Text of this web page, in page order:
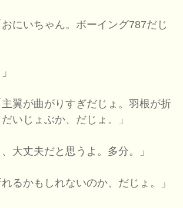
にいちゃん。ボーイング787だじ
翼が曲がりすぎだじょ。羽根が折
いじょぶか、だじょ。」
、大丈夫だと思うよ。多分。」
るかもしれないのか、だじょ。」